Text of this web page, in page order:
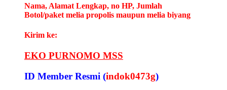
Nama, Alamat Lengkap, no HP, Jumlah
Botol/paket melia propolis maupun melia biyang
Kirim ke:
EKO PURNOMO MSS
ID Member Resmi (indok0473g)